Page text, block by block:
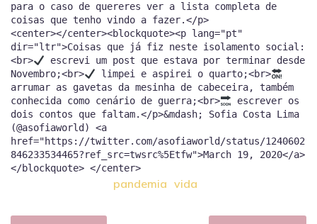
para o caso de quereres ver a lista completa de
coisas que tenho vindo a fazer.</p>
<center></center><blockquote><p lang="pt"
dir="ltr">Coisas que já fiz neste isolamento social:
<br>
escrevi um post que estava por terminar desde
Novembro;<br>
limpei e aspirei o quarto;<br>
arrumar as gavetas da mesinha de cabeceira, também
conhecida como cenário de guerra;<br>
escrever os
dois contos que faltam.</p>&mdash; Sofia Costa Lima
(@asofiaworld) <a
href="https://twitter.com/asofiaworld/status/1240602
846233534465?ref_src=twsrc%5Etfw">March 19, 2020</a>
pandemia vida